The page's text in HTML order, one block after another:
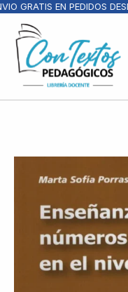
GRATIS EN PEDIDOS